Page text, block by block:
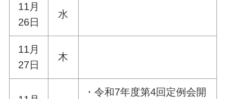
11月
26日
水
11月
27日
木
・令和7年度第4回定例会開